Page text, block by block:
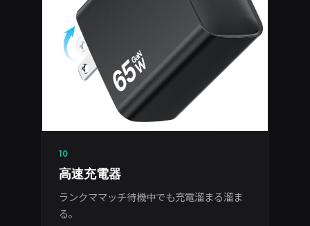
10
高速充電器
ランクママッチ待機中でも充電溜まる溜ま
る。